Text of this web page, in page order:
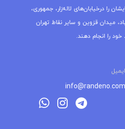
را درخیابان‌های لاله‌زار، جمهوری،
میدان قزوین و سایر نقاط تهران
را انجام دهند.
ایمیل
info@randeno.com